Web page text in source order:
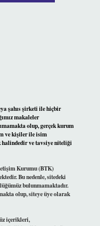
şahıs şirketi ile hiçbir
makaleler
olup, gerçek kurum
ve kişiler ile isim
ve tavsiye niteliği
Kurumu (BTK)
Bu nedenle, sitedeki
bulunmamaktadır.
olup, siteye üye olarak
içerikleri,